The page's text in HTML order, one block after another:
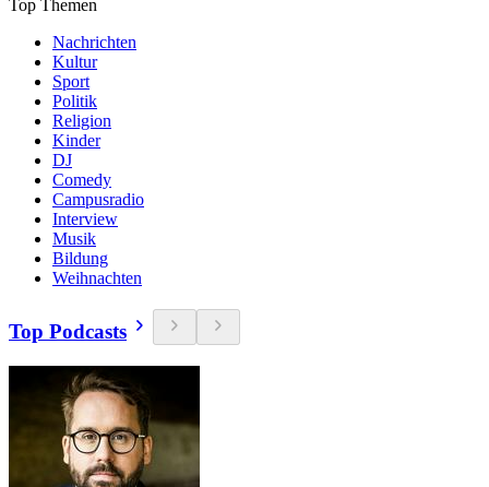
Top Themen
Nachrichten
Kultur
Sport
Politik
Religion
Kinder
DJ
Comedy
Campusradio
Interview
Musik
Bildung
Weihnachten
Top Podcasts